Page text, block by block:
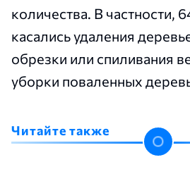
количества. В частности,
касались удаления
обрезки или спиливания
уборки поваленных
Читайте также